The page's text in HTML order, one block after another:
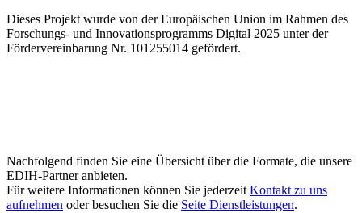
Dieses Projekt wurde von der Europäischen Union im Rahmen des
Forschungs- und Innovationsprogramms Digital 2025 unter der
Fördervereinbarung Nr. 101255014 gefördert.
Nachfolgend finden Sie eine Übersicht über die Formate, die unsere
EDIH-Partner anbieten.
Für weitere Informationen können Sie jederzeit Kontakt zu uns
aufnehmen oder besuchen Sie die Seite Dienstleistungen.